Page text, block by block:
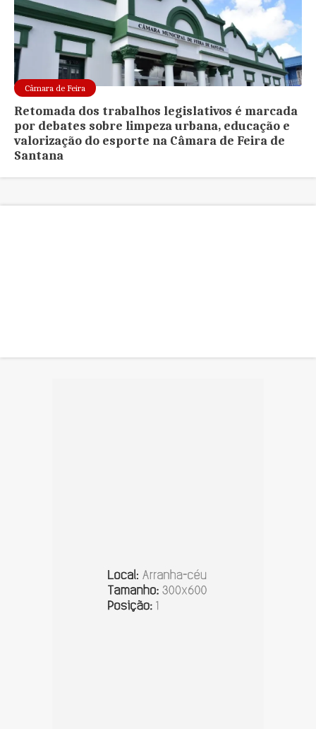
Câmara de Feira
Retomada dos trabalhos legislativos é marcada
por debates sobre limpeza urbana, educação e
valorização do esporte na Câmara de Feira de
Santana